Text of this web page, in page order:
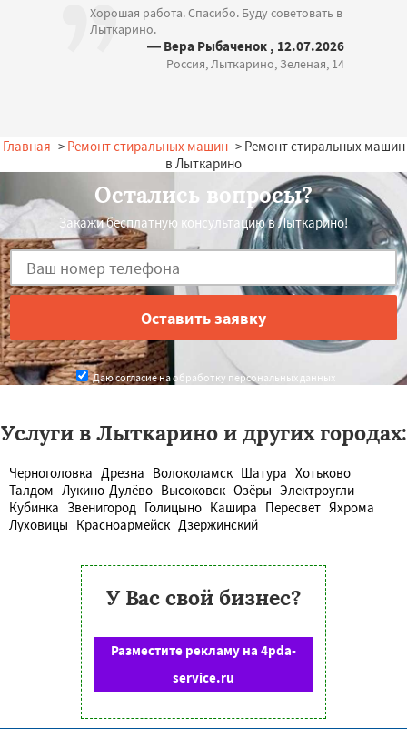
Хорошая работа. Спасибо. Буду советовать в
Лыткарино.
— Вера Рыбаченок , 12.07.2026
Россия, Лыткарино, Зеленая, 14
Главная -> Ремонт стиральных машин-> Ремонт стиральных машин
в Лыткарино
Остались вопросы?
Закажи бесплатную консультацию в Лыткарино!
Даю согласие на обработку персональных данных
Услуги в Лыткарино и других городах:
Черноголовка Дрезна Волоколамск Шатура Хотьково
Талдом Лукино-Дулёво Высоковск Озёры Электроугли
Кубинка Звенигород Голицыно Кашира Пересвет Яхрома
Луховицы Красноармейск Дзержинский
У Вас свой бизнес?
Разместите рекламу на 4pda-
service.ru